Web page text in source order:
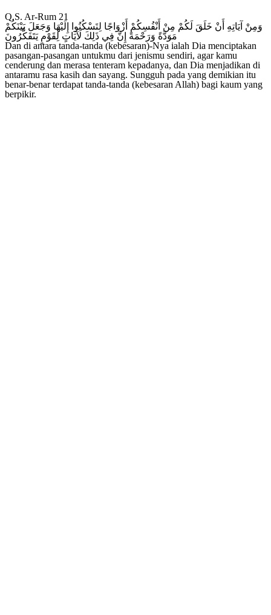
Q.S. Ar-Rum 21
وَمِنْ آيَاتِهِ أَنْ خَلَقَ لَكُمْ مِنْ أَنْفُسِكُمْ أَزْوَاجًا لِتَسْكُنُوا إِلَيْهَا وَجَعَلَ بَيْنَكُمْ
مَوَدَّةً وَرَحْمَةً إِنَّ فِي ذَلِكَ لَآيَاتٍ لِقَوْمٍ يَتَفَكَّرُونَ
Dan di antara tanda-tanda (kebesaran)-Nya ialah Dia menciptakan
pasangan-pasangan untukmu dari jenismu sendiri, agar kamu
cenderung dan merasa tenteram kepadanya, dan Dia menjadikan di
antaramu rasa kasih dan sayang. Sungguh pada yang demikian itu
benar-benar terdapat tanda-tanda (kebesaran Allah) bagi kaum yang
berpikir.